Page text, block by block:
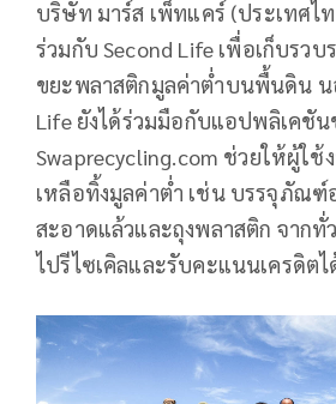
บริษัท มาร์ส เพ็ทแคร์ (ประเทศไท
ร่วมกับ Second Life เพื่อเก็บรวบ
ขยะพลาสติกมูลค่าต่ำบนพื้นดิน น
Life ยังได้ร่วมมือกับแอปพลิเคชัน
Swaprecycling.com ช่วยให้ผู้ใช้
เหลือทิ้งมูลค่าต่ำ เช่น บรรจุภัณฑ์
สะอาดแล้วและถุงพลาสติก จากทั่
ไปรีไซเคิลและรับคะแนนเครดิตไ